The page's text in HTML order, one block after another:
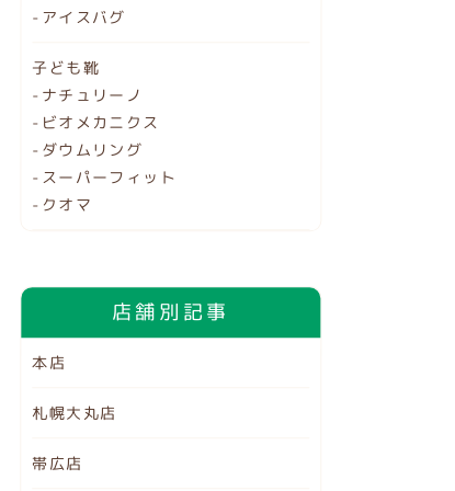
-アイスバグ
子ども靴
-ナチュリーノ
-ビオメカニクス
-ダウムリング
-スーパーフィット
-クオマ
店舗別記事
本店
札幌大丸店
帯広店